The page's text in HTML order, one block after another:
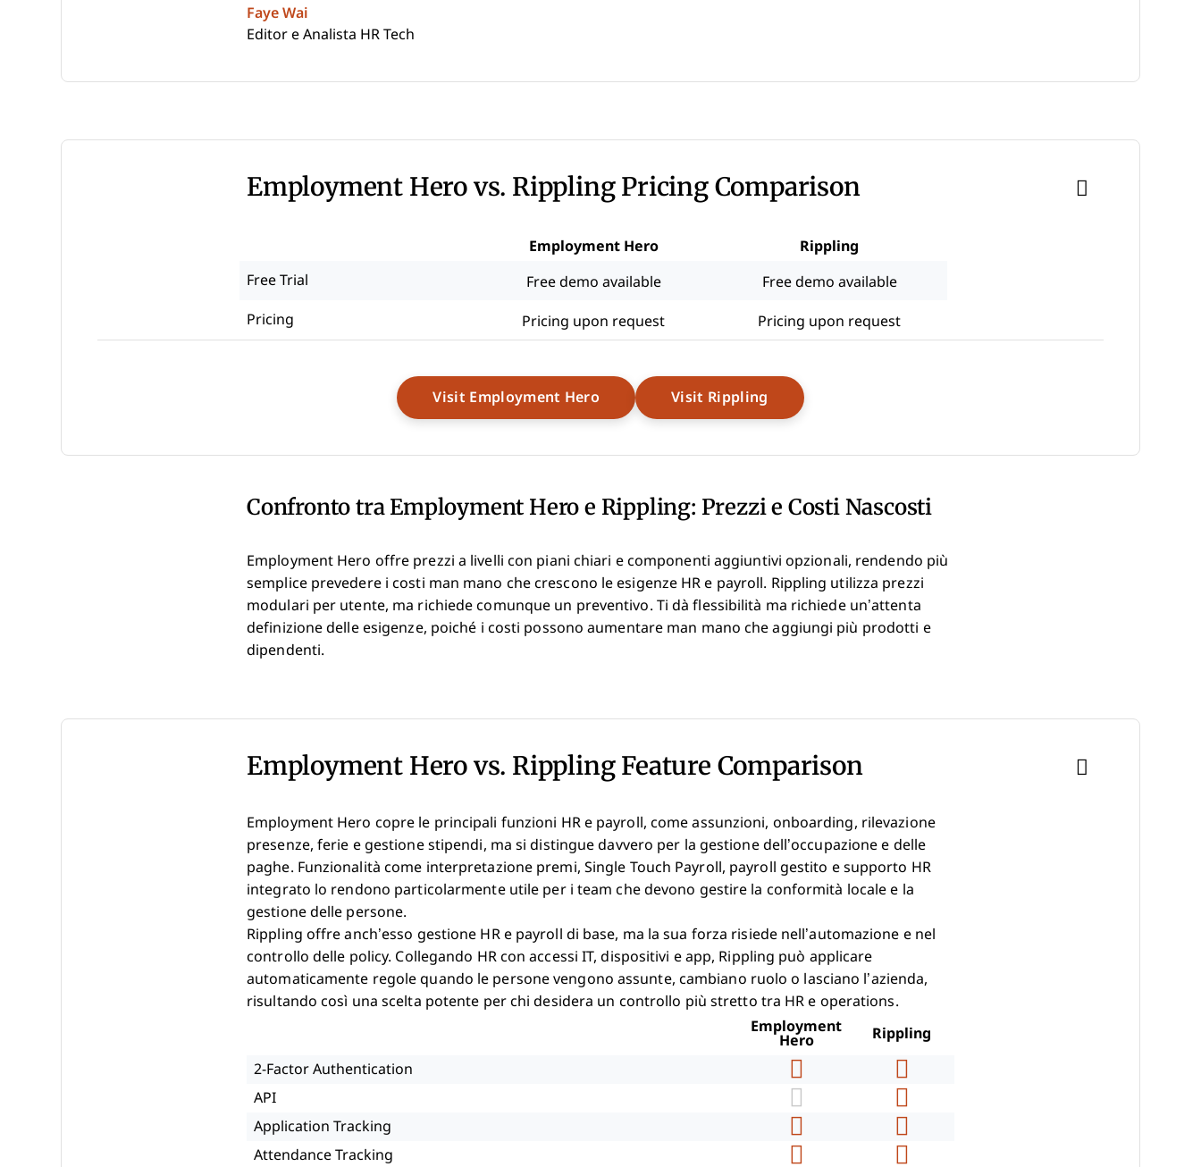
Faye Wai
Editor e Analista HR Tech
Employment Hero vs. Rippling Pricing Comparison
Employment Hero Rippling
Free Trial Free demo available Free demo available
Pricing Pricing upon request Pricing upon request
Visit Employment Hero Opens New Window
Visit Rippling Opens New Window
Confronto tra Employment Hero e Rippling: Prezzi e Costi Nascosti
Employment Hero offre prezzi a livelli con piani chiari e componenti aggiuntivi opzionali, rendendo più
semplice prevedere i costi man mano che crescono le esigenze HR e payroll. Rippling utilizza prezzi
modulari per utente, ma richiede comunque un preventivo. Ti dà flessibilità ma richiede un’attenta
definizione delle esigenze, poiché i costi possono aumentare man mano che aggiungi più prodotti e
dipendenti.
Employment Hero vs. Rippling Feature Comparison
Employment Hero copre le principali funzioni HR e payroll, come assunzioni, onboarding, rilevazione
presenze, ferie e gestione stipendi, ma si distingue davvero per la gestione dell’occupazione e delle
paghe. Funzionalità come interpretazione premi, Single Touch Payroll, payroll gestito e supporto HR
integrato lo rendono particolarmente utile per i team che devono gestire la conformità locale e la
gestione delle persone.
Rippling offre anch’esso gestione HR e payroll di base, ma la sua forza risiede nell’automazione e nel
controllo delle policy. Collegando HR con accessi IT, dispositivi e app, Rippling può applicare
automaticamente regole quando le persone vengono assunte, cambiano ruolo o lasciano l’azienda,
risultando così una scelta potente per chi desidera un controllo più stretto tra HR e operations.
Employment
Hero
Rippling
2-Factor Authentication
API
Application Tracking
Attendance Tracking